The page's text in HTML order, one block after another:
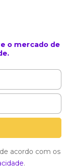
o mercado de
acordo com os
.